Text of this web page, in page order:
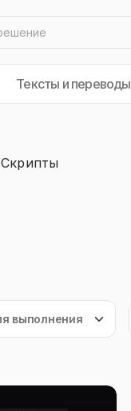
Тексты и переводы
Скрипты